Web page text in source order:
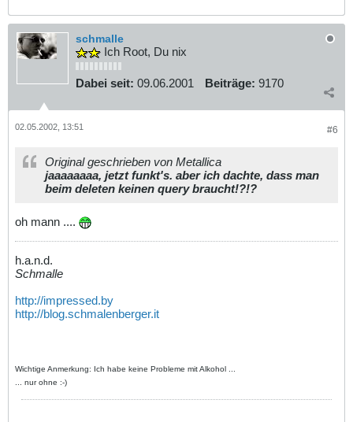
schmalle
Ich Root, Du nix
Dabei seit: 09.06.2001 Beiträge: 9170
#6
02.05.2002, 13:51
Original geschrieben von Metallica
jaaaaaaaa, jetzt funkt's. aber ich dachte, dass man
beim deleten keinen query braucht!?!?
oh mann ....
h.a.n.d.
Schmalle
http://impressed.by
http://blog.schmalenberger.it
Wichtige Anmerkung: Ich habe keine Probleme mit Alkohol ...
... nur ohne :-)